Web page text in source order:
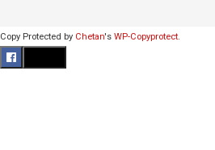
Copy Protected by Chetan's WP-Copyprotect.